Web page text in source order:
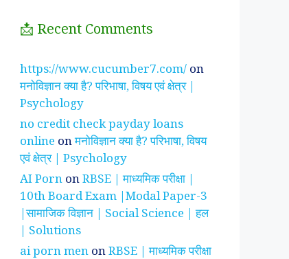
की रानी के रहस्मयी
सुनीता विलियम्स ~
भारतीय मूल की अन्तरिक्ष
यात्री
📩 Recent Comments
https://www.cucumber7.com/ on
मनोविज्ञान क्या है? परिभाषा, विषय एवं क्षेत्र |
Psychology
no credit check payday loans
online onमनोविज्ञान क्या है? परिभाषा, विषय
एवं क्षेत्र | Psychology
AI Porn onRBSE | माध्यमिक परीक्षा |
10th Board Exam |Modal Paper-3
|सामाजिक विज्ञान | Social Science | हल
| Solutions
ai porn men onRBSE | माध्यमिक परीक्षा